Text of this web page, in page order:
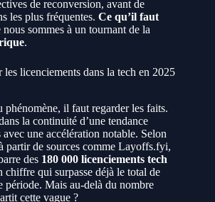
de reconversion, avant de
les plus fréquentes. Ce qu’il faut
nous sommes à un tournant de la
.
licenciements dans la tech en 2025
phénomène, il faut regarder les faits.
la continuité d’une tendance
une accélération notable. Selon
partir de sources comme Layoffs.fyi,
des 180 000 licenciements tech
qui surpasse déjà le total de
période. Mais au-delà du nombre
cette vague ?